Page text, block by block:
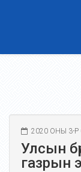
2020 ОНЫ 3-
Улсын
газрын